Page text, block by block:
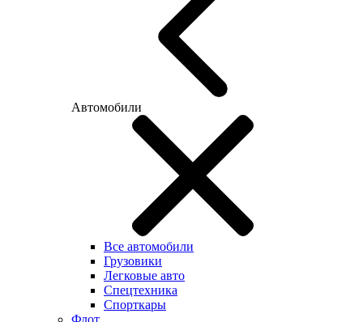
Автомобили
Все автомобили
Грузовики
Легковые авто
Спецтехника
Спорткары
Флот